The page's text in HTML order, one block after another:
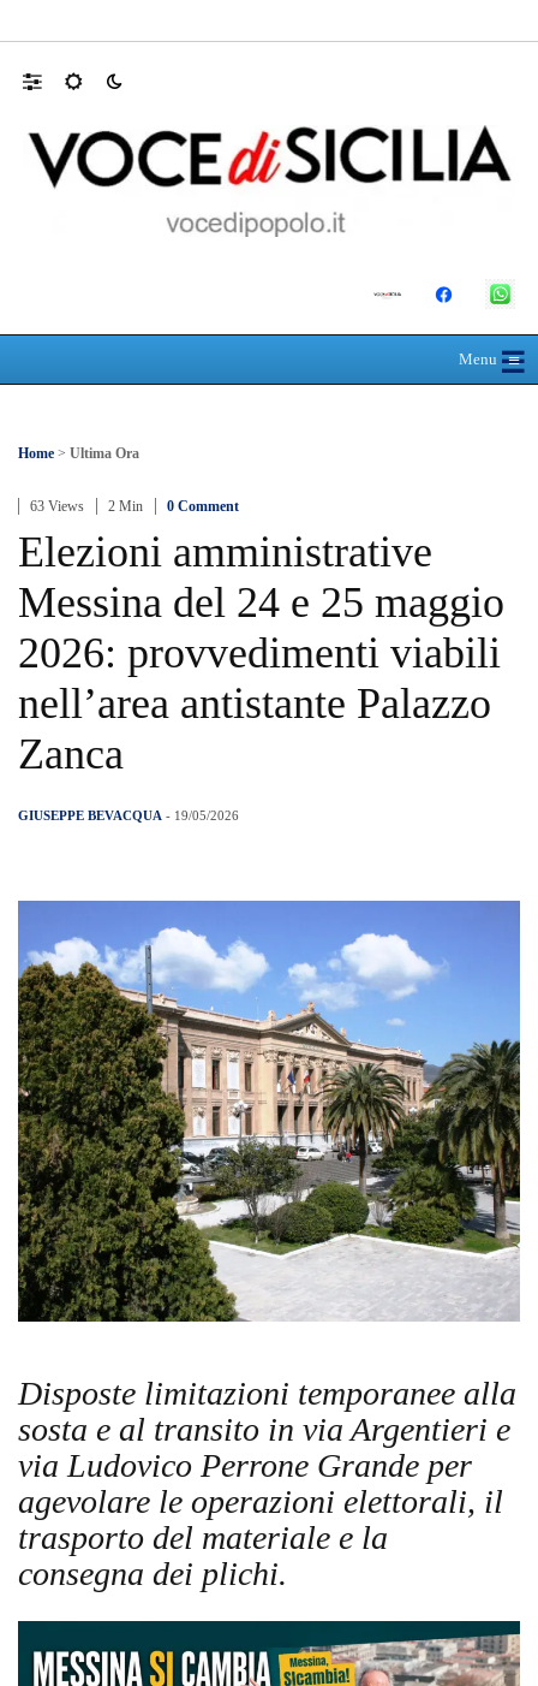
Menu≡
☰
Home > Ultima Ora
63 Views 2 Min 0 Comment
Elezioni amministrative
Messina del 24 e 25 maggio
2026: provvedimenti viabili
nell’area antistante Palazzo
Zanca
GIUSEPPE BEVACQUA - 19/05/2026
Disposte limitazioni temporanee alla
sosta e al transito in via Argentieri e
via Ludovico Perrone Grande per
agevolare le operazioni elettorali, il
trasporto del materiale e la
consegna dei plichi.